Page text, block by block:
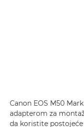
Canon EOS M50
adapterom za
da koristite postojeće